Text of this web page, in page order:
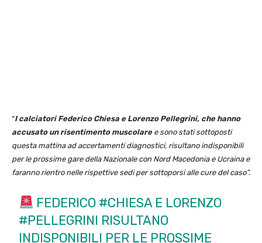
“I calciatori Federico Chiesa e Lorenzo Pellegrini, che hanno
accusato un risentimento muscolare e sono stati sottoposti
questa mattina ad accertamenti diagnostici, risultano indisponibili
per le prossime gare della Nazionale con Nord Macedonia e Ucraina e
faranno rientro nelle rispettive sedi per sottoporsi alle cure del caso”.
FEDERICO #CHIESAE LORENZO
#PELLEGRINI RISULTANO
INDISPONIBILI PER LE PROSSIME